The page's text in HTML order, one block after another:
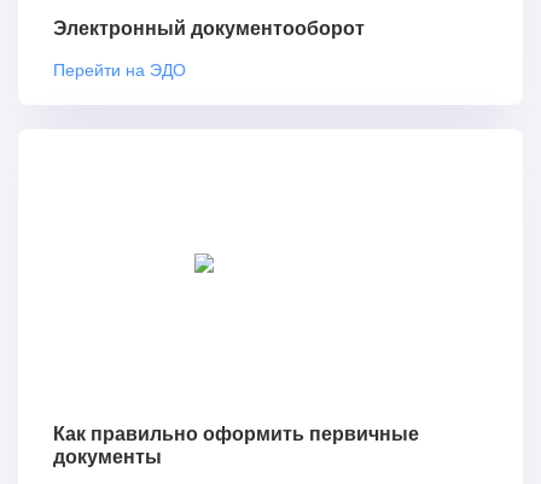
Электронный документооборот
Перейти на ЭДО
Как правильно оформить первичные
документы